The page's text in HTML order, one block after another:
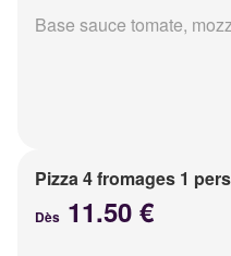
Base sauce tomate,
Pizza 4 fromages 1 pers
Dès 11.50 €